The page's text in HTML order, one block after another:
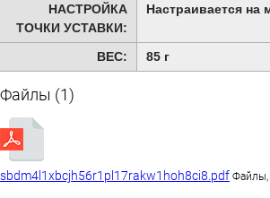
НАСТРОЙКА
ТОЧКИ УСТАВКИ:
Настраивается на
ВЕС: 85 г
Файлы (1)
sbdm4l1xbcjh56r1pl17rakw1hoh8ci8.pdf Файлы,